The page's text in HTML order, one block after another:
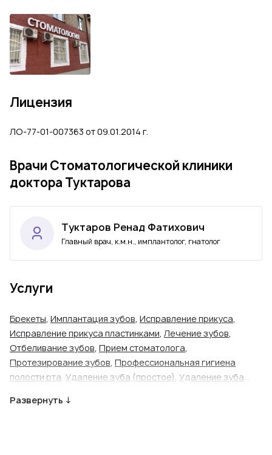
Лицензия
ЛО-77-01-007363 от 09.01.2014 г.
Врачи Стоматологической клиники
доктора Туктарова
Tуктаров Ренад Фатихович
Главный врач, к.м.н., имплантолог, гнатолог
Услуги
Брекеты, Имплантация зубов, Исправление прикуса,
Исправление прикуса пластинками, Лечение зубов,
Отбеливание зубов, Прием стоматолога,
Протезирование зубов, Профессиональная гигиена
полости рта, Удаление зуба (простое), Удаление зуба
Развернуть ↓